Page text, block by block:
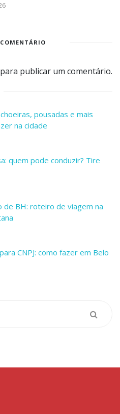
para publicar um comentário.
pousadas e mais
na cidade
quem pode conduzir? Tire
BH: roteiro de viagem na
CNPJ: como fazer em Belo